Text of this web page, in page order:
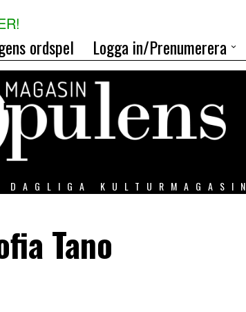
ordspel Logga in/Prenumerera
DAGLIGA KULTURMAGASIN
Tano